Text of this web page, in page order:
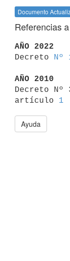
Documento
Referencias
AÑO 2022
Decreto
Nº
AÑO 2010
Decreto Nº
artículo 1
Ayuda